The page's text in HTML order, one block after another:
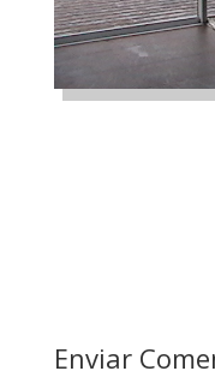
Enviar